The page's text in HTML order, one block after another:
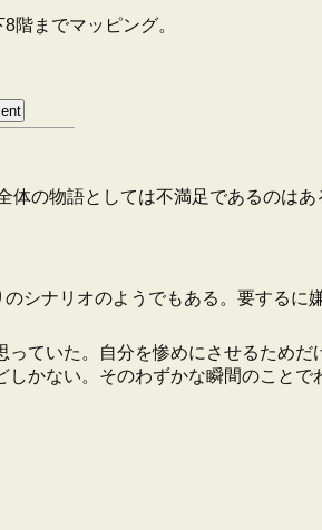
階までマッピング。
の物語としては不満足であるのはあ
シナリオのようでもある。要するに
ていた。自分を惨めにさせるためだ
かない。そのわずかな瞬間のことで